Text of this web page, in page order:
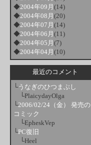
◆2004年09月 (14)
◆2004年08月 (20)
◆2004年07月 (14)
◆2004年06月 (11)
◆2004年05月 (7)
◆2004年04月 (10)
最近のコメント
└うなぎのひつまぶし
└PlaicydayOlga
└2006/02/24（金） 発売の
コミック
└EpheskVep
└PC復旧
└Heel